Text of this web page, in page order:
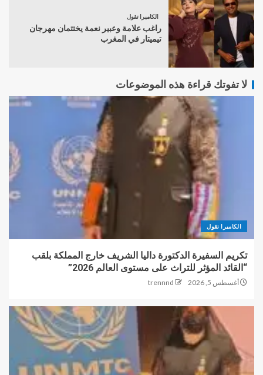
الكاميرا تقول
راغب علامة وعبير نعمة يختتمان مهرجان
تيميتار في المغرب
لا تفوتك قراءة هذه الموضوعات
الكاميرا تقول
تكريم السفيرة الدكتورة داليا الشريف خارج المملكة بلقب
“القائد المؤثر للتراث على مستوى العالم 2026”
أغسطس 5, 2026 trennnd